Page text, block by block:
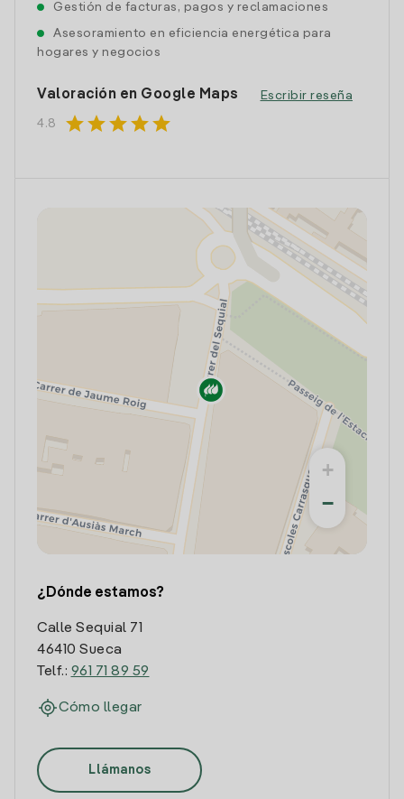
Gestión de facturas, pagos y reclamaciones
Asesoramiento en eficiencia energética para
hogares y negocios
Valoración en Google Maps
4.8 starstarstarstarstar
Escribir reseña
+
−
¿Dónde estamos?
Calle Sequial 71
46410 Sueca
Telf.: 961 71 89 59
Cómo llegar
Llámanos